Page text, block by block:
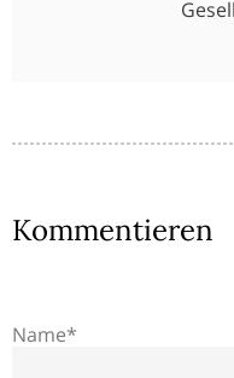
Kommentieren
Name*